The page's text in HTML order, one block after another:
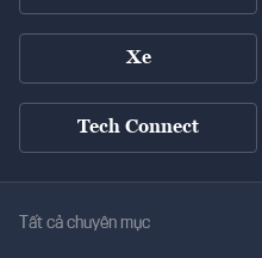
Xe
Tech Connect
Tất cả chuyên mục